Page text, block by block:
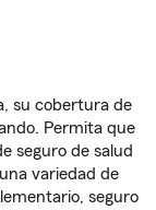
su cobertura de
Permita que
seguro de salud
variedad de
seguro